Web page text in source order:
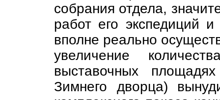
собрания отдела,
работ его экспедиций
вполне реально
увеличение
выставочных
Зимнего дворца)